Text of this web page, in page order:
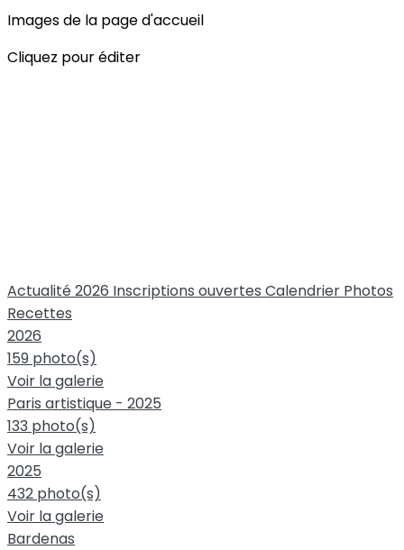
Images de la page d'accueil
Cliquez pour éditer
Actualité 2026 Inscriptions ouvertes Calendrier Photos
Recettes
2026
159 photo(s)
Voir la galerie
Paris artistique - 2025
133 photo(s)
Voir la galerie
2025
432 photo(s)
Voir la galerie
Bardenas